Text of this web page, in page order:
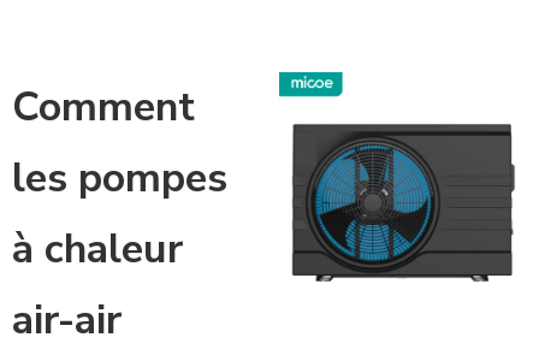
Comment
les pompes
à chaleur
air-air